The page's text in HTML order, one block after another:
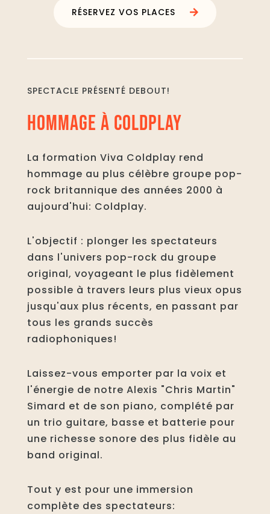
RÉSERVEZ VOS PLACES
SPECTACLE PRÉSENTÉ DEBOUT!
HOMMAGE À COLDPLAY
La formation Viva Coldplay rend
hommage au plus célèbre groupe pop-
rock britannique des années 2000 à
aujourd'hui: Coldplay.
L'objectif : plonger les spectateurs
dans l'univers pop-rock du groupe
original, voyageant le plus fidèlement
possible à travers leurs plus vieux opus
jusqu'aux plus récents, en passant par
tous les grands succès
radiophoniques!
Laissez-vous emporter par la voix et
l'énergie de notre Alexis "Chris Martin"
Simard et de son piano, complété par
un trio guitare, basse et batterie pour
une richesse sonore des plus fidèle au
band original.
Tout y est pour une immersion
complète des spectateurs: